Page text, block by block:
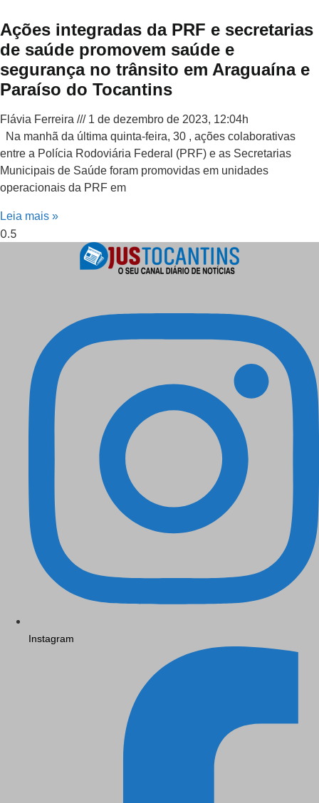
Ações integradas da PRF e secretarias
de saúde promovem saúde e
segurança no trânsito em Araguaína e
Paraíso do Tocantins
Flávia Ferreira
1 de dezembro de 2023, 12:04h
Na manhã da última quinta-feira, 30 , ações colaborativas
entre a Polícia Rodoviária Federal (PRF) e as Secretarias
Municipais de Saúde foram promovidas em unidades
operacionais da PRF em
Leia mais »
Instagram